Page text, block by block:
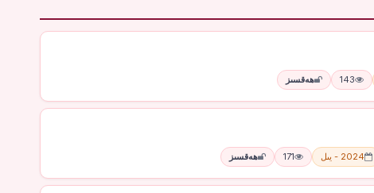
143 ھەقسىز
2024 - يىل 171 ھەقسىز